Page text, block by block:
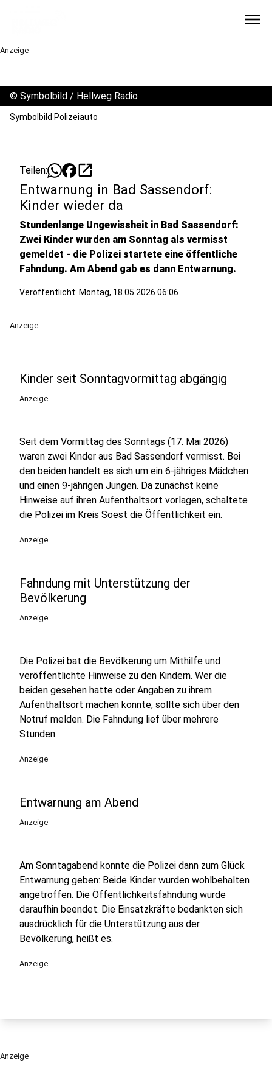
menu
Anzeige
© Symbolbild / Hellweg Radio
Symbolbild Polizeiauto
Teilen: open_in_new
Entwarnung in Bad Sassendorf:
Kinder wieder da
Stundenlange Ungewissheit in Bad Sassendorf:
Zwei Kinder wurden am Sonntag als vermisst
gemeldet - die Polizei startete eine öffentliche
Fahndung. Am Abend gab es dann Entwarnung.
Veröffentlicht: Montag, 18.05.2026 06:06
Anzeige
Kinder seit Sonntagvormittag abgängig
Anzeige
Seit dem Vormittag des Sonntags (17. Mai 2026)
waren zwei Kinder aus Bad Sassendorf vermisst. Bei
den beiden handelt es sich um ein 6-jähriges Mädchen
und einen 9-jährigen Jungen. Da zunächst keine
Hinweise auf ihren Aufenthaltsort vorlagen, schaltete
die Polizei im Kreis Soest die Öffentlichkeit ein.
Anzeige
Fahndung mit Unterstützung der
Bevölkerung
Anzeige
Die Polizei bat die Bevölkerung um Mithilfe und
veröffentlichte Hinweise zu den Kindern. Wer die
beiden gesehen hatte oder Angaben zu ihrem
Aufenthaltsort machen konnte, sollte sich über den
Notruf melden. Die Fahndung lief über mehrere
Stunden.
Anzeige
Entwarnung am Abend
Anzeige
Am Sonntagabend konnte die Polizei dann zum Glück
Entwarnung geben: Beide Kinder wurden wohlbehalten
angetroffen. Die Öffentlichkeitsfahndung wurde
daraufhin beendet. Die Einsatzkräfte bedankten sich
ausdrücklich für die Unterstützung aus der
Bevölkerung, heißt es.
Anzeige
Anzeige